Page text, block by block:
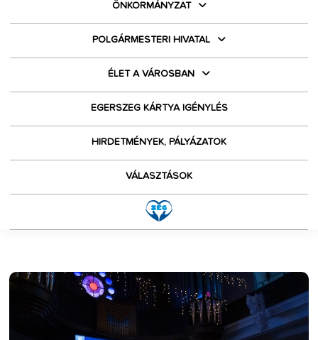
ÖNKORMÁNYZAT
POLGÁRMESTERI HIVATAL
ÉLET A VÁROSBAN
EGERSZEG KÁRTYA IGÉNYLÉS
HIRDETMÉNYEK, PÁLYÁZATOK
VÁLASZTÁSOK